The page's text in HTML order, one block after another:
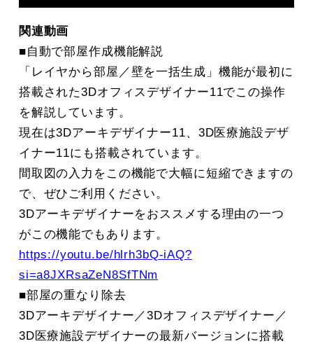
関連動画
■自動で部屋作成機能解説
「レイヤから部屋／壁を一括生成」機能が最初に
搭載された3Dオフィスデザイナー11でこの操作
を解説しています。
現在は3Dアーキデザイナー11、3D医療施設デザ
イナー11にも搭載されています。
間取図の入力をこの機能で大幅に短縮できますの
で、ぜひご利用ください。
3Dアーキデザイナーをおススメする理由の一つ
がこの機能でもあります。
https://youtu.be/hlrh3bQ-iAQ?
si=a8JXRsaZeN8SfTNm
■部屋の重なり除去
3Dアーキデザイナー／3Dオフィスデザイナー／
3D医療施設デザイナーの最新バージョンに搭載